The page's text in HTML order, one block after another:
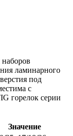
ламинарного
под
с
горелок серии
Значение